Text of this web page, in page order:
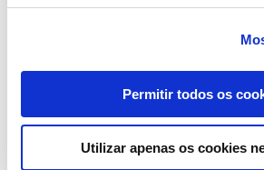
Permitir todos os
Utilizar apenas os cookies
“temos como objetivo aumentar as vendas
nacional em mais de 20% no primeiro ano
participação superior a 40% do total das
Este projeto vai permitir ainda duplicar a